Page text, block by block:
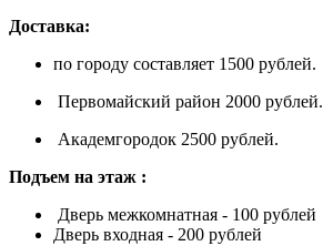
Доставка:
по городу составляет 1500 рублей.
Первомайский район 2000 рублей.
Академгородок 2500 рублей.
Подъем на этаж :
Дверь межкомнатная - 100 рублей
Дверь входная - 200 рублей